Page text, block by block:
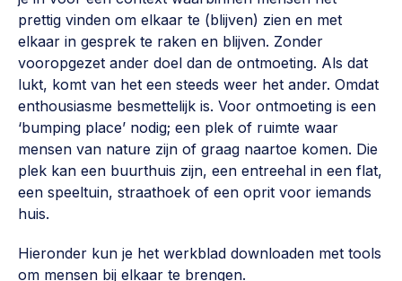
ontmoetingsplekken >
Sociaal ondernemen
Bewonersbedrijf starten, ondernemingsplan maken >
Buurtbewoners verbinden
Community building en ABCD, welkomstcultuur >
Zorgzame gemeenschappen
Betrokken buurten, contact stimuleren, netwerken
Wijkaanpak
Lid worden
Vraag stellen
030 231 7511
info@lsabewoners.nl
prettig vinden om elkaar te (blijven) zien en met
elkaar in gesprek te raken en blijven. Zonder
vooropgezet ander doel dan de ontmoeting. Als dat
lukt, komt van het een steeds weer het ander. Omdat
enthousiasme besmettelijk is. Voor ontmoeting is een
‘bumping place’ nodig; een plek of ruimte waar
mensen van nature zijn of graag naartoe komen. Die
plek kan een buurthuis zijn, een entreehal in een flat,
een speeltuin, straathoek of een oprit voor iemands
huis.
Hieronder kun je het werkblad downloaden met tools
om mensen bij elkaar te brengen.